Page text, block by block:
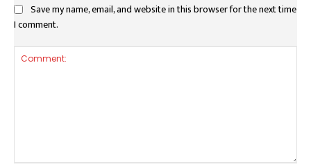
Save my name, email, and website in this browser for the next time
I comment.